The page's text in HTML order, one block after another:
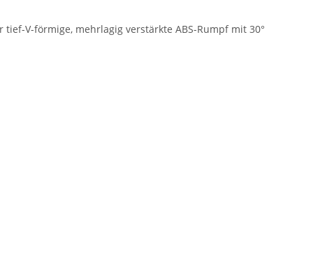
V-förmige, mehrlagig verstärkte ABS-Rumpf mit 30°